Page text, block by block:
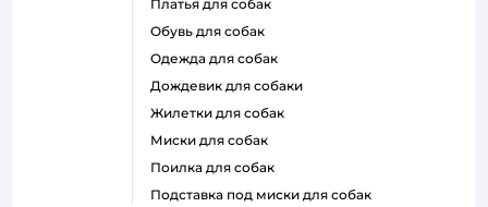
платья для собак
обувь для собак
одежда для собак
дождевик для собаки
жилетки для собак
миски для собак
поилка для собак
подставка под миски для собак